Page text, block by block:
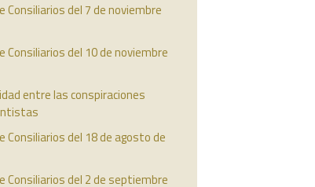
Consiliarios del 7 de noviembre
Consiliarios del 10 de noviembre
entre las conspiraciones
Consiliarios del 18 de agosto de
Consiliarios del 2 de septiembre